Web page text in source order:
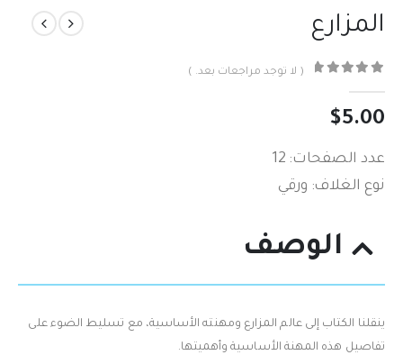
المزارع
( لا توجد مراجعات بعد. )
$5.00
عدد الصفحات: 12
نوع الغلاف: ورقي
الوصف
ينقلنا الكتاب إلى عالم المزارع ومهنته الأساسية، مع تسليط الضوء على
تفاصيل هذه المهنة الأساسية وأهميتها‮.‬